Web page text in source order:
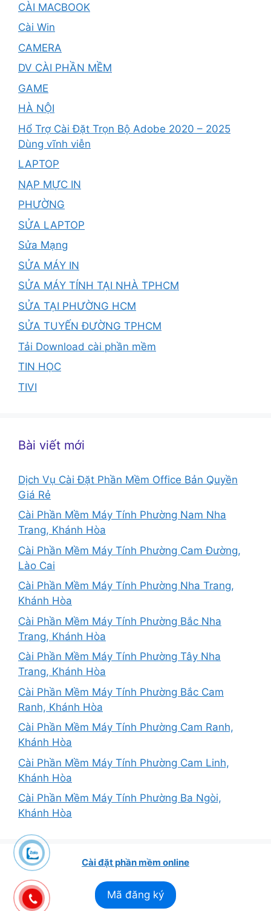
CÀI MACBOOK
Cài Win
CAMERA
DV CÀI PHẦN MỀM
GAME
HÀ NỘI
Hổ Trợ Cài Đặt Trọn Bộ Adobe 2020 – 2025
Dùng vĩnh viễn
LAPTOP
NẠP MỰC IN
PHƯỜNG
SỬA LAPTOP
Sửa Mạng
SỬA MÁY IN
SỬA MÁY TÍNH TẠI NHÀ TPHCM
SỬA TẠI PHƯỜNG HCM
SỬA TUYẾN ĐƯỜNG TPHCM
Tải Download cài phần mềm
TIN HỌC
TIVI
Bài viết mới
Dịch Vụ Cài Đặt Phần Mềm Office Bản Quyền
Giá Rẻ
Cài Phần Mềm Máy Tính Phường Nam Nha
Trang, Khánh Hòa
Cài Phần Mềm Máy Tính Phường Cam Đường,
Lào Cai
Cài Phần Mềm Máy Tính Phường Nha Trang,
Khánh Hòa
Cài Phần Mềm Máy Tính Phường Bắc Nha
Trang, Khánh Hòa
Cài Phần Mềm Máy Tính Phường Tây Nha
Trang, Khánh Hòa
Cài Phần Mềm Máy Tính Phường Bắc Cam
Ranh, Khánh Hòa
Cài Phần Mềm Máy Tính Phường Cam Ranh,
Khánh Hòa
Cài Phần Mềm Máy Tính Phường Cam Linh,
Khánh Hòa
Cài Phần Mềm Máy Tính Phường Ba Ngòi,
Khánh Hòa
Cài đặt phần mềm online
Mã đăng ký